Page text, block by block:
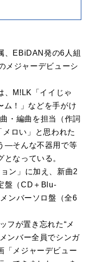
、EBiDAN発の6人組
メジャーデビューシ
、M!LK「イイじゃ
！」などを手がけ
・編曲を担当（作詞
ロい」と思われた
―そんな不器用で等
なっている。
ン」に加え、新曲2
盤（CD＋Blu-
ンバーソロ盤（全6
フが置き忘れた“メ
ンバー全員でシンガ
「メジャーデビュー